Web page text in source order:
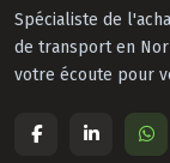
Spécialiste de
de transport en
votre écoute pour